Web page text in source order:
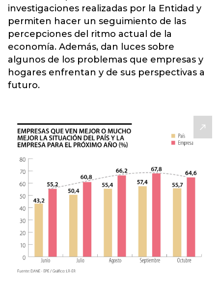
investigaciones realizadas por la Entidad y
permiten hacer un seguimiento de las
percepciones del ritmo actual de la
economía. Además, dan luces sobre
algunos de los problemas que empresas y
hogares enfrentan y de sus perspectivas a
futuro.